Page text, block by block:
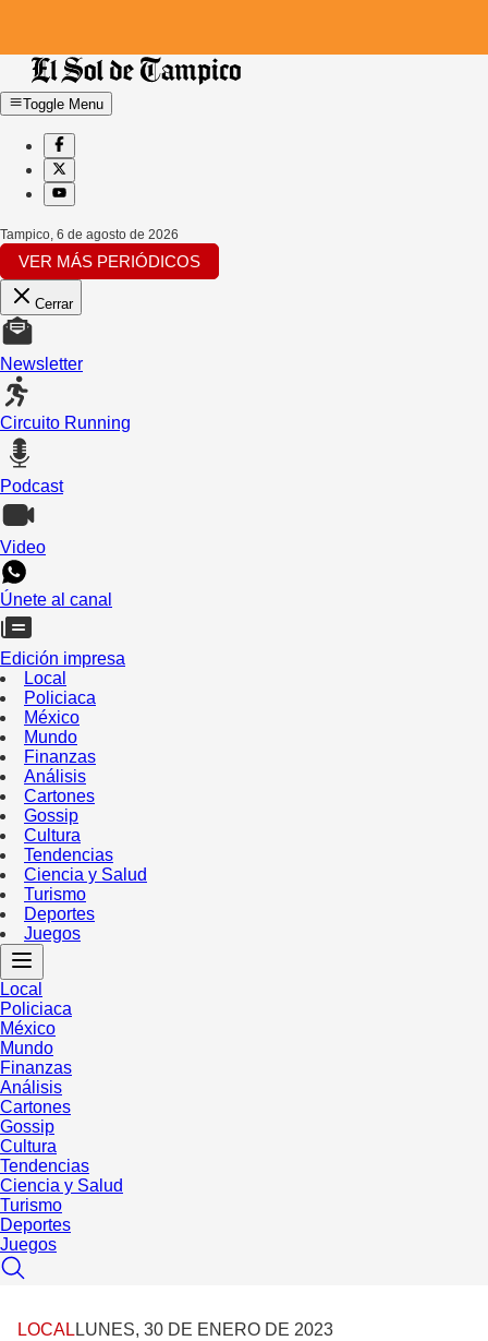
Toggle Menu
Tampico, 6 de agosto de 2026
VER MÁS PERIÓDICOS
Cerrar
Newsletter
Circuito Running
Podcast
Video
Únete al canal
Edición impresa
Local
Policiaca
México
Mundo
Finanzas
Análisis
Cartones
Gossip
Cultura
Tendencias
Ciencia y Salud
Turismo
Deportes
Juegos
Local
Policiaca
México
Mundo
Finanzas
Análisis
Cartones
Gossip
Cultura
Tendencias
Ciencia y Salud
Turismo
Deportes
Juegos
LOCAL LUNES, 30 DE ENERO DE 2023